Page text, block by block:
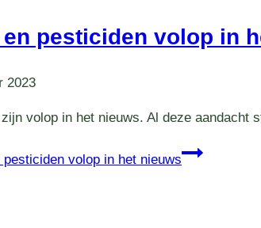
pesticiden volop in
2023
volop in het nieuws. Al deze aandacht
volop in het nieuws